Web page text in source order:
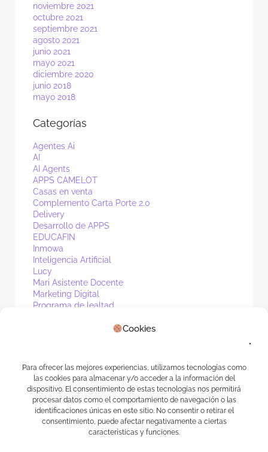
Cookies
Para ofrecer las mejores experiencias, utilizamos tecnologías como
las cookies para almacenar y/o acceder a la información del
dispositivo. El consentimiento de estas tecnologías nos permitirá
procesar datos como el comportamiento de navegación o las
identificaciones únicas en este sitio. No consentir o retirar el
consentimiento, puede afectar negativamente a ciertas
características y funciones.
noviembre 2021
octubre 2021
septiembre 2021
agosto 2021
junio 2021
mayo 2021
diciembre 2020
junio 2018
mayo 2018
Categorías
Agentes Ai
AI
AI Agents
APPS CAMELOT
Casas en venta
Complemento Carta Porte 2.0
Delivery
Desarrollo de APPS
EDUCAFIN
Inmowa
Inteligencia Artificial
Lucy
Mari Asistente Docente
Marketing Digital
Programa de lealtad
WhatsApp
Meta
Acceder
Feed de entradas
Feed de comentarios